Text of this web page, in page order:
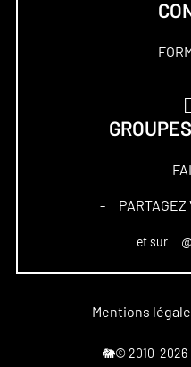
–
– PARTAGEZ
et sur
Mentions
🐘© 2010-2026